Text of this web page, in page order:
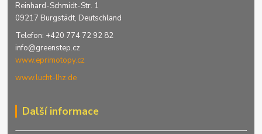
Reinhard-Schmidt-Str. 1
09217 Burgstädt, Deutschland
Telefon: +420 774 72 92 82
info@greenstep.cz
www.eprimotopy.cz
www.lucht-lhz.de
Další informace